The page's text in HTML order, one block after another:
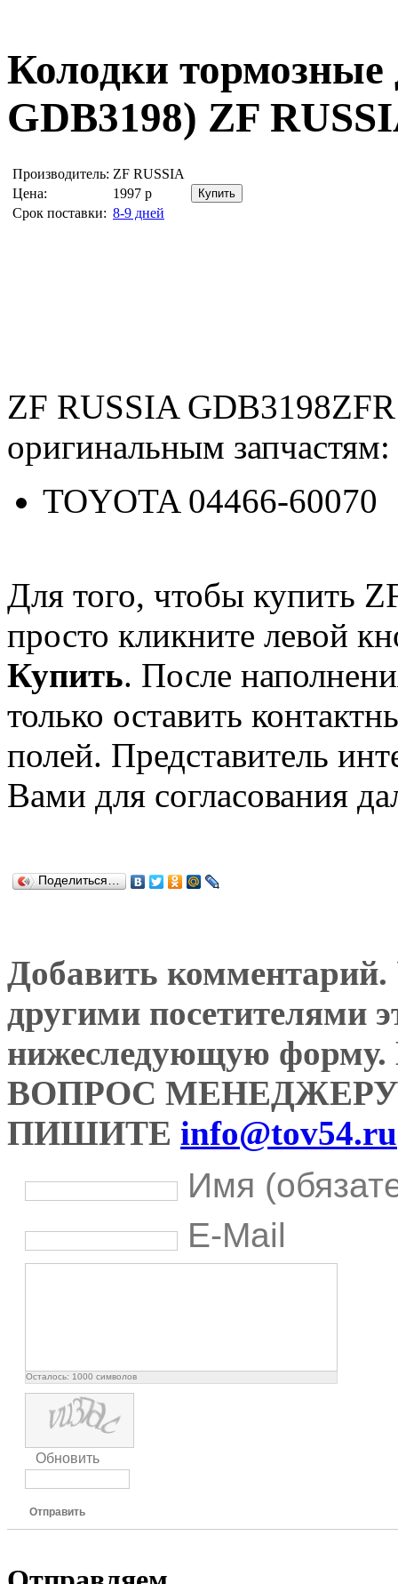
Колодки
GDB3198) ZF
Производитель: ZF RUSSIA
Цена:
1997 р
Срок поставки: 8-9 дней
ZF RUSSIA
оригинальным запчастям:
TOYOTA 04466-60070
Для того, чтобы купить
просто кликните левой
Купить. После
только оставить
полей. Представитель
Вами для согласования
Поделиться…
Добавить комментарий.
другими посетителями
нижеследующую
ВОПРОС
ПИШИТЕ info@tov54.ru
Имя
E-Mail
Осталось: 1000 символов
Обновить
Отправить